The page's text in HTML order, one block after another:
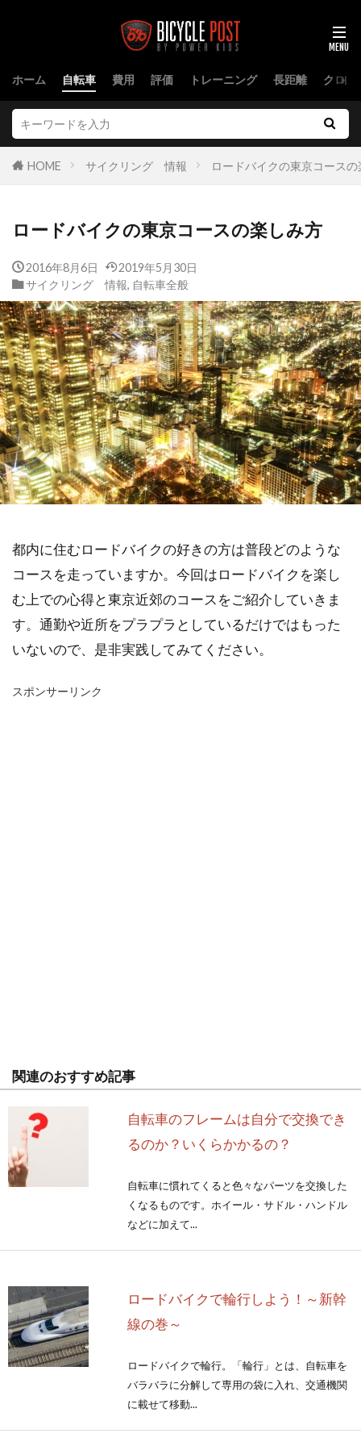
ホーム 自転車 費用 評価 トレーニング 長距離 クロス
HOME サイクリング 情報 ロードバイクの東京コース
ロードバイクの東京コースの楽しみ方
2016年8月6日
2019年5月30日
サイクリング 情報, 自転車全般
都内に住むロードバイクの好きの方は普段どのような
コースを走っていますか。今回はロードバイクを楽し
む上での心得と東京近郊のコースをご紹介していきま
す。通勤や近所をプラプラとしているだけではもった
いないので、是非実践してみてください。
スポンサーリンク
関連のおすすめ記事
自転車のフレームは自分で交換でき
るのか？いくらかかるの？
自転車に慣れてくると色々なパーツを交換した
くなるものです。ホイール・サドル・ハンドル
などに加えて...
ロードバイクで輪行しよう！～新幹
線の巻～
ロードバイクで輪行。「輪行」とは、自転車を
バラバラに分解して専用の袋に入れ、交通機関
に載せて移動...